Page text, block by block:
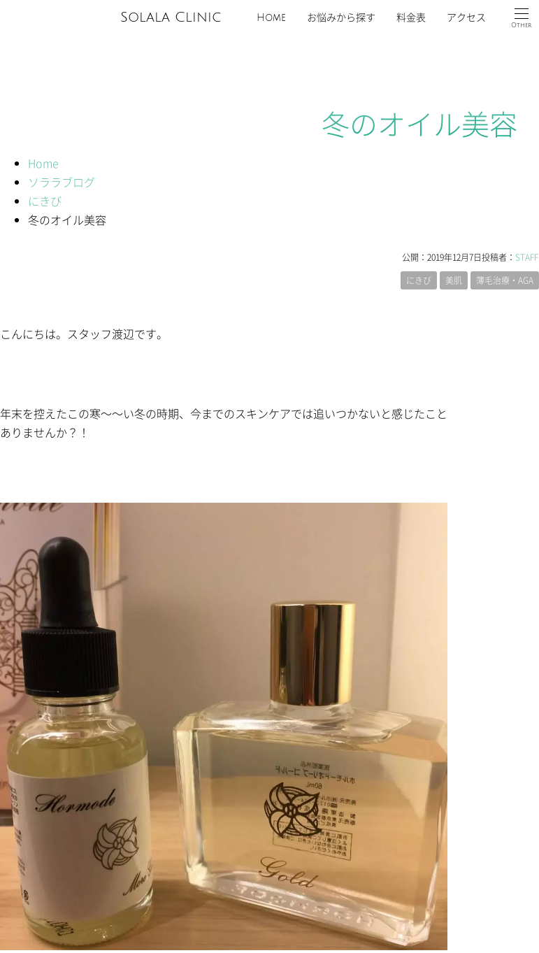
Solala Clinic Home お悩みから探す 料金表 アクセス
Other
Home
ソララブログ
にきび
冬のオイル美容
冬のオイル美容
公開： 2019年12月7日投稿者： STAFF
にきび
美肌 薄毛治療・AGA
こんにちは。スタッフ渡辺です。
年末を控えたこの寒～～い冬の時期、今までのスキンケアでは追いつかないと感じたこと
ありませんか？！